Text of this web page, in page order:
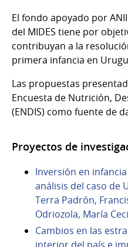
El fondo apoyado por
del MIDES tiene por
contribuyan a la
primera infancia en
Las propuestas
Encuesta de Nutrición,
(ENDIS) como fuente de
Proyectos de
Inversión en
análisis del caso de
Terra Padrón,
Odriozola, María
Cambios en las
interior del país e